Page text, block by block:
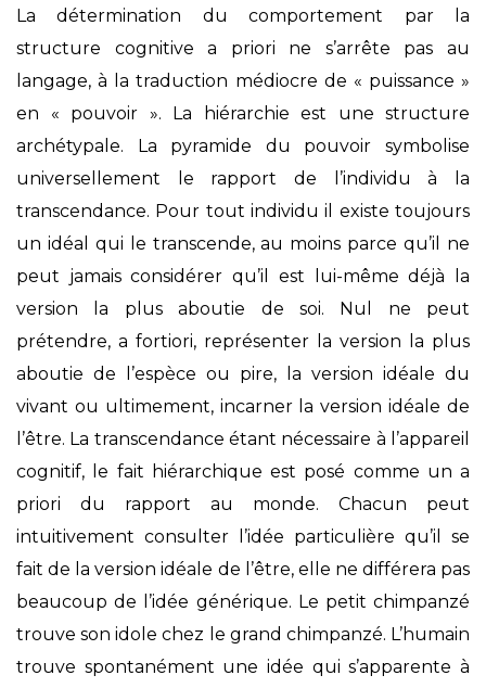
La détermination du comportement par la
structure cognitive a priori ne s’arrête pas au
langage, à la traduction médiocre de « puissance »
en « pouvoir ». La hiérarchie est une structure
archétypale. La pyramide du pouvoir symbolise
universellement le rapport de l’individu à la
transcendance. Pour tout individu il existe toujours
un idéal qui le transcende, au moins parce qu’il ne
peut jamais considérer qu’il est lui-même déjà la
version la plus aboutie de soi. Nul ne peut
prétendre, a fortiori, représenter la version la plus
aboutie de l’espèce ou pire, la version idéale du
vivant ou ultimement, incarner la version idéale de
l’être. La transcendance étant nécessaire à l’appareil
cognitif, le fait hiérarchique est posé comme un a
priori du rapport au monde. Chacun peut
intuitivement consulter l’idée particulière qu’il se
fait de la version idéale de l’être, elle ne différera pas
beaucoup de l’idée générique. Le petit chimpanzé
trouve son idole chez le grand chimpanzé. L’humain
trouve spontanément une idée qui s’apparente à